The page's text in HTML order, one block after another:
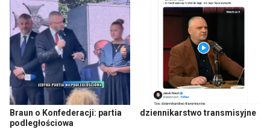
Braun o Konfederacji: partia
podległościowa
dziennikarstwo transmisyjne